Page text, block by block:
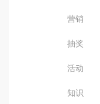
营销
抽奖
活动
知识